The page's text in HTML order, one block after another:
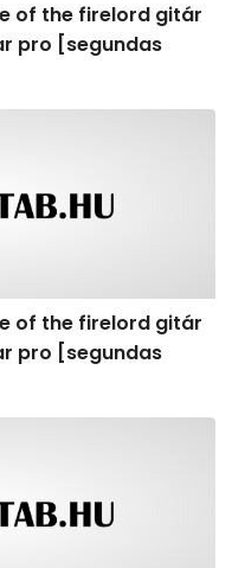
of the firelord gitár
pro [segundas
of the firelord gitár
pro [segundas